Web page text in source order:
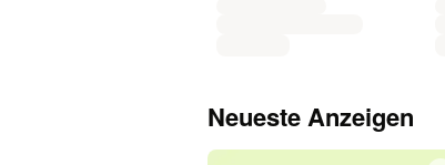
Neueste Anzeigen